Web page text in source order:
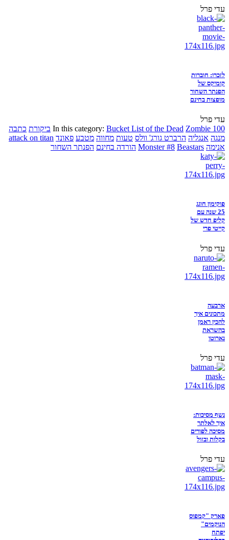
עדי פרל
לזכרו: חוברות
קומיקס של
הפנתר השחור
מופצות בחינם
עדי פרל
In this category: Bucket List of the Dead Zombie 100 ביקורת כתבה
מנגה אנגליה הרברט גורג' וולס טעות מחווה מטבע פאונד attack on titan
אנימה
Monster #8 Beastars הורדה בחינם הפנתר השחור
פוקימון חוגג
25 שנה עם
קליפ חדש של
קייטי פרי
עדי פרל
ארבעה
מתכונים איך
להכין ראמן
בהשראת
נארוטו
עדי פרל
נשף מסיכות:
איך לאלתר
מסיכה לפורים
בקלות ובזול
עדי פרל
פארק "קמפוס
הנוקמים"
יפתח